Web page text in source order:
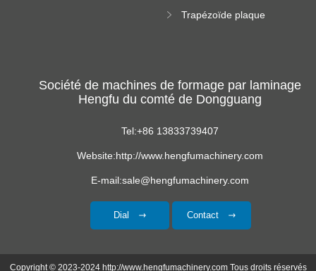
rouleau de feuille
Trapézoïde plaque
Société de machines de formage par laminage
Hengfu du comté de Dongguang
Tel:+86 13833739407
Website:http://www.hengfumachinery.com
E-mail:sale@hengfumachinery.com
Dial Contact
Copyright © 2023-2024 http://www.hengfumachinery.com Tous droits réservés